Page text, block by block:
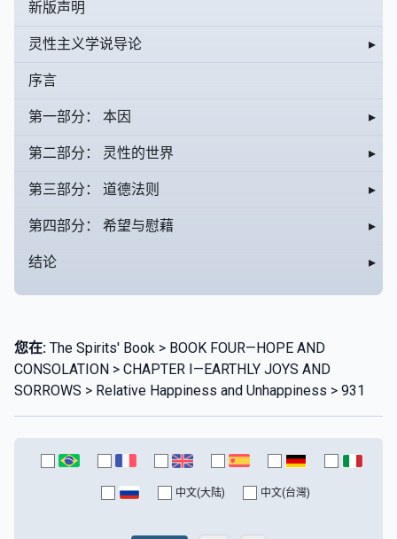
新版声明
灵性主义学说导论 ▸
序言
第一部分： 本因 ▸
第二部分： 灵性的世界 ▸
第三部分： 道德法则 ▸
第四部分： 希望与慰藉 ▸
结论 ▸
您在: The Spirits' Book > BOOK FOUR—HOPE AND
CONSOLATION > CHAPTER I—EARTHLY JOYS AND
SORROWS > Relative Happiness and Unhappiness > 931
中文(大陆) 中文(台灣)